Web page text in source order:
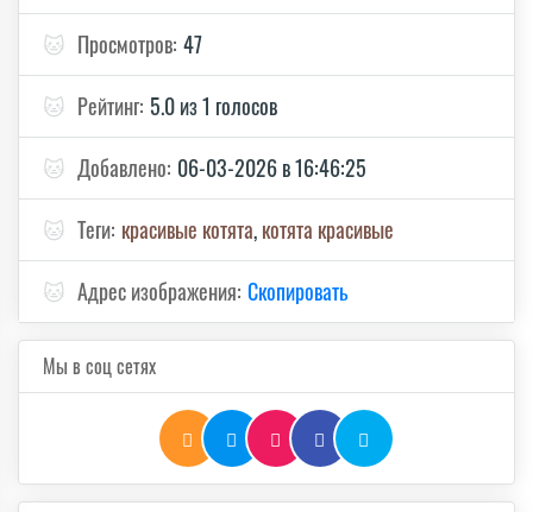
🐱 Просмотров: 47
🐱 Рейтинг: 5.0 из 1 голосов
🐱 Добавлено: 06-03-2026 в 16:46:25
🐱 Теги: красивые котята,котята красивые
🐱 Адрес изображения: Скопировать
Мы в соц сетях